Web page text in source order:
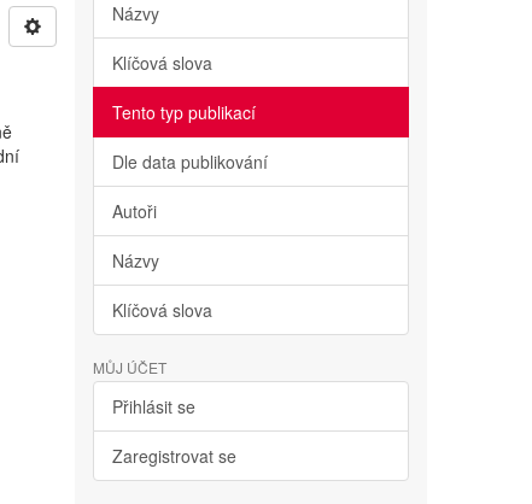
Názvy
Klíčová slova
Tento typ publikací
Dle data publikování
Autoři
Názvy
Klíčová slova
MŮJ ÚČET
Přihlásit se
Zaregistrovat se